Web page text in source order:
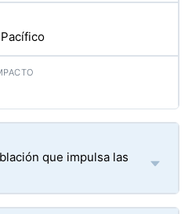
que impulsa las